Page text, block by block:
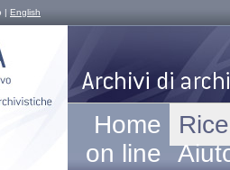
| English
Home
on line